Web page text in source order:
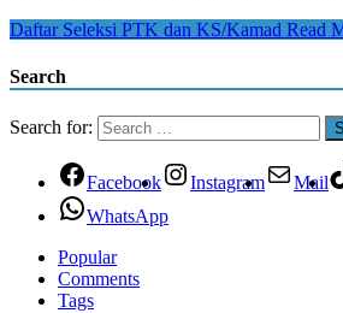
Daftar Seleksi PTK dan KS/Kamad Read
Search
Search for:
Facebook Instagram Mail
WhatsApp
Popular
Comments
Tags